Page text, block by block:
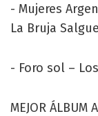
- Mujeres
La Bruja
- Foro sol –
MEJOR ÁLBUM